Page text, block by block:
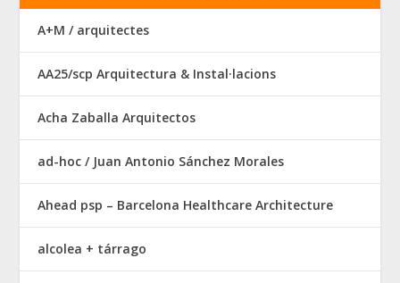
A+M / arquitectes
AA25/scp Arquitectura & Instal·lacions
Acha Zaballa Arquitectos
ad-hoc / Juan Antonio Sánchez Morales
Ahead psp – Barcelona Healthcare Architecture
alcolea + tárrago